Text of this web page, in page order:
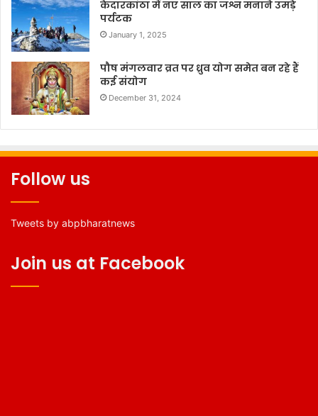
केदारकांठा में नए साल का जश्न मनाने उमड़े
पर्यटक
January 1, 2025
पौष मंगलवार व्रत पर ध्रुव योग समेत बन रहे हैं
कई संयोग
December 31, 2024
Follow us
Tweets by abpbharatnews
Join us at Facebook